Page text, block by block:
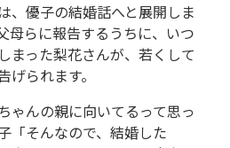
、優子の結婚話へと展開しま
母らに報告するうちに、いつ
まった梨花さんが、若くして
られます。
ゃんの親に向いてるって思っ
「そんなので、結婚した